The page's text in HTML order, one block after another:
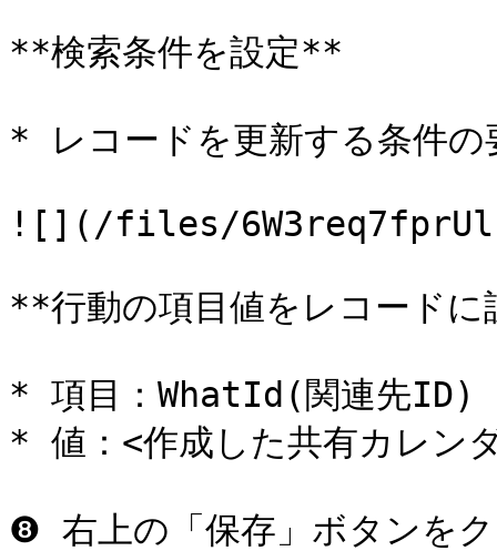
**検索条件を設定**
* レコードを更新する条件
![](/files/
**行動の項目値をレコード
* 項目：WhatId(関連先ID)
* 値：<作成した共有カレン
❽ 右上の「保存」ボタンを